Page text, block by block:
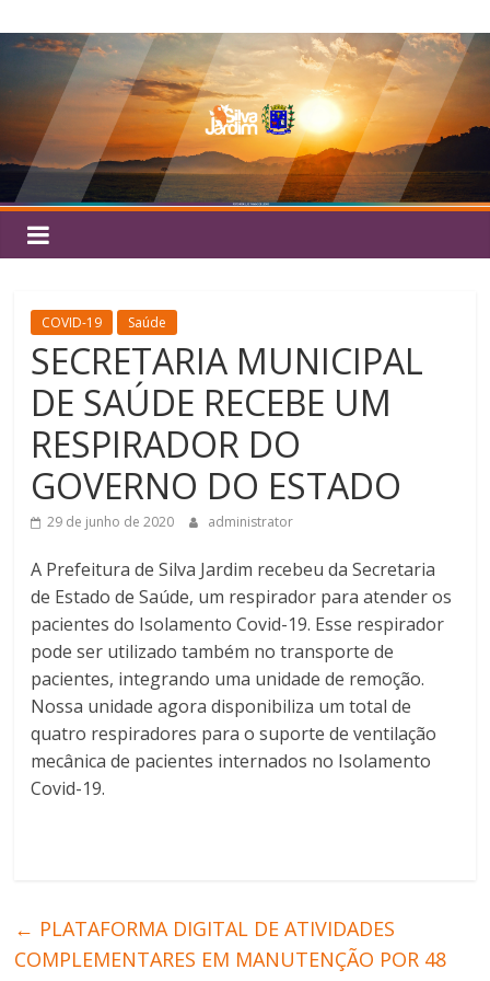
para
conteúdo
Silva
Jardim
COVID-19 Saúde
SECRETARIA MUNICIPAL
DE SAÚDE RECEBE UM
RESPIRADOR DO
GOVERNO DO ESTADO
29 de junho de 2020 administrator
A Prefeitura de Silva Jardim recebeu da Secretaria
de Estado de Saúde, um respirador para atender os
pacientes do Isolamento Covid-19. Esse respirador
pode ser utilizado também no transporte de
pacientes, integrando uma unidade de remoção.
Nossa unidade agora disponibiliza um total de
quatro respiradores para o suporte de ventilação
mecânica de pacientes internados no Isolamento
Covid-19.
← PLATAFORMA DIGITAL DE ATIVIDADES
COMPLEMENTARES EM MANUTENÇÃO POR 48